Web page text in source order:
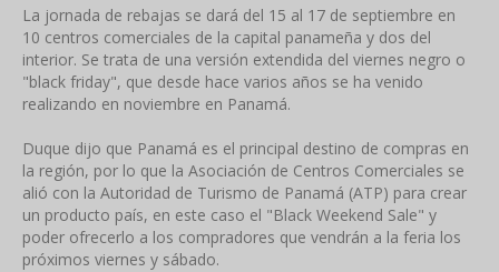
La jornada de rebajas se dará del 15 al 17 de septiembre en
10 centros comerciales de la capital panameña y dos del
interior. Se trata de una versión extendida del viernes negro o
"black friday", que desde hace varios años se ha venido
realizando en noviembre en Panamá.
Duque dijo que Panamá es el principal destino de compras en
la región, por lo que la Asociación de Centros Comerciales se
alió con la Autoridad de Turismo de Panamá (ATP) para crear
un producto país, en este caso el "Black Weekend Sale" y
poder ofrecerlo a los compradores que vendrán a la feria los
próximos viernes y sábado.